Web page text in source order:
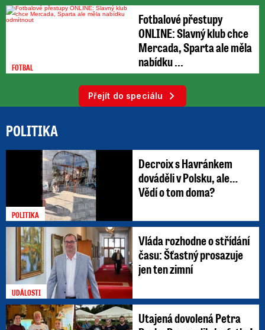
FOTBAL
Fotbalové přestupy
ONLINE: Slavný klub chce
Mercada, Sparta ale měla
nabídku ...
Přejít do speciálu
POLITIKA
POLITIKA
Decroix s Havránkem
dováděli v Polsku, ale…
Vědí o tom doma?
UDÁLOSTI
Vláda rozhodne o střídání
času: Šťastný prosazuje
jen ten zimní
Utajená dovolená Petra